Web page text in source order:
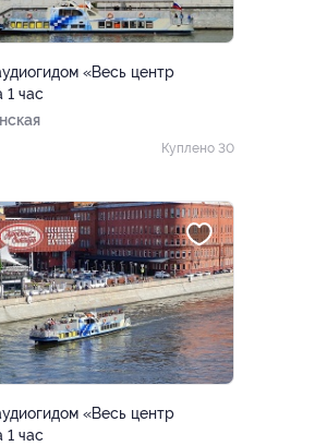
«Весь центр
1 час
Куплено 30
«Весь центр
1 час